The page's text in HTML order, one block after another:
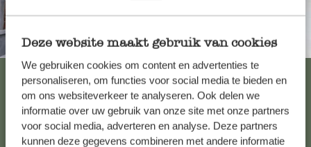
Deze website maakt gebruik van cookies
We gebruiken cookies om content en advertenties te
personaliseren, om functies voor social media te bieden en
om ons websiteverkeer te analyseren. Ook delen we
informatie over uw gebruik van onze site met onze partners
voor social media, adverteren en analyse. Deze partners
kunnen deze gegevens combineren met andere informatie
Toujours à proximité
Voir les 62 magasins
Service clientèle